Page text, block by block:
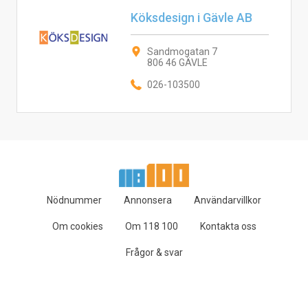
Köksdesign i Gävle AB
Sandmogatan 7
806 46 GÄVLE
026-103500
Nödnummer Annonsera Användarvillkor
Om cookies Om 118 100 Kontakta oss
Frågor & svar